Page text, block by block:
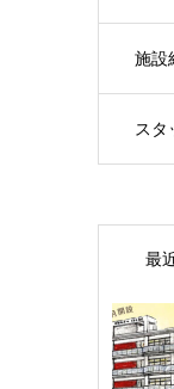
施設
スタ
最